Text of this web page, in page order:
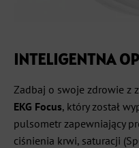
INTELIGENTNA
Zadbaj o swoje zdrowie z
EKG Focus, który został
pulsometr zapewniający
ciśnienia krwi, saturacji